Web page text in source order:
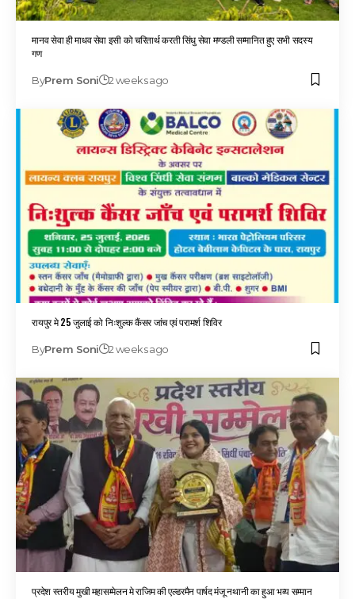
मानव सेवा ही माधव सेवा इसी को चरितार्थ करती सिंधु सेवा मण्डली सम्मानित हुए सभी सदस्य
गण
ByPrem Soni 2 weeks ago
रायपुर मे 25 जुलाई को निःशुल्क कैंसर जांच एवं परामर्श शिविर
ByPrem Soni 2 weeks ago
प्रदेश स्तरीय मुखी महासम्मेलन मे राजिम की एल्डरमैन पार्षद मंजू नथानी का हुआ भव्य सम्मान